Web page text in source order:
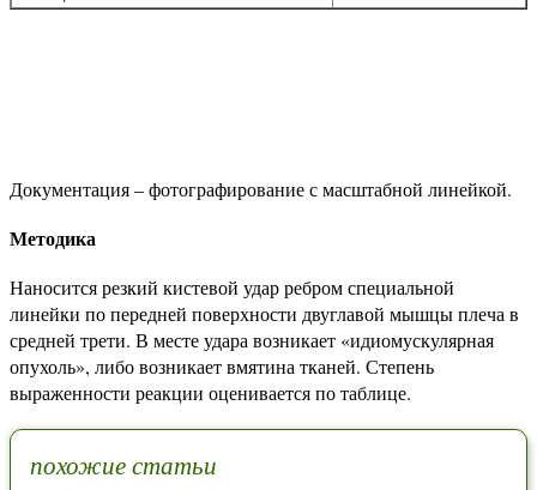
Документация – фотографирование с масштабной линейкой.
Методика
Наносится резкий кистевой удар ребром специальной
линейки по передней поверхности двуглавой мышцы плеча в
средней трети. В месте удара возникает «идиомускулярная
опухоль», либо возникает вмятина тканей. Степень
выраженности реакции оценивается по таблице.
похожие статьи